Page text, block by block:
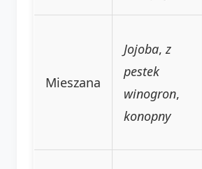
Mieszana
Jojoba, z
pestek
winogron,
konopny